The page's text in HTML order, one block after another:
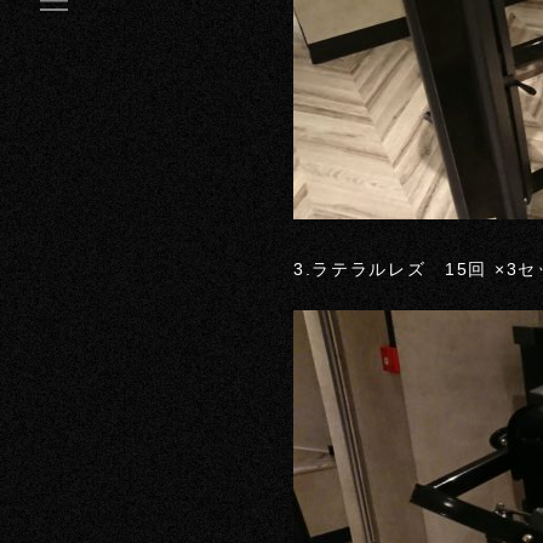
3.ラテラルレズ 15回 ×3セ